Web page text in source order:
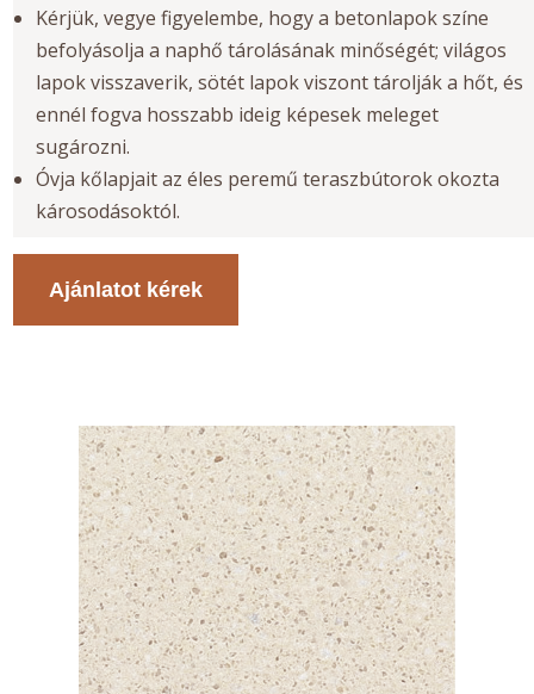
Kérjük, vegye figyelembe, hogy a betonlapok színe
befolyásolja a naphő tárolásának minőségét; világos
lapok visszaverik, sötét lapok viszont tárolják a hőt, és
ennél fogva hosszabb ideig képesek meleget
sugározni.
Óvja kőlapjait az éles peremű teraszbútorok okozta
károsodásoktól.
Ajánlatot kérek